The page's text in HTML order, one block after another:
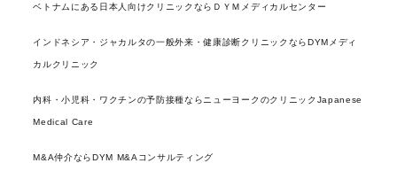
ベトナムにある日本人向けクリニックならＤＹＭメディカルセンター
インドネシア・ジャカルタの一般外来・健康診断クリニックならDYMメディ
カルクリニック
内科・小児科・ワクチンの予防接種ならニューヨークのクリニックJapanese
Medical Care
M&A仲介ならDYM M&Aコンサルティング